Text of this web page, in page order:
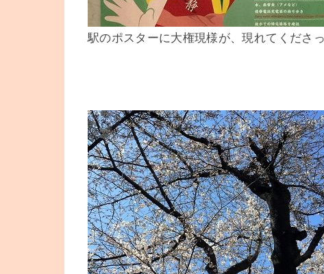
駅のポスターに大権現様が、現れてくださ